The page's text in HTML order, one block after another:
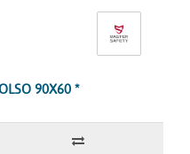
90X60 *